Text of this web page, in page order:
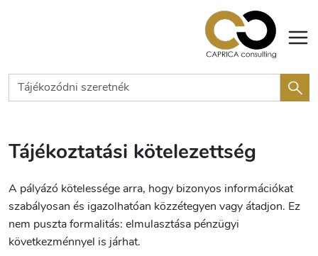
Tájékoztatási kötelezettség
A pályázó kötelessége arra, hogy bizonyos információkat
szabályosan és igazolhatóan közzétegyen vagy átadjon. Ez
nem puszta formalitás: elmulasztása pénzügyi
következménnyel is járhat.